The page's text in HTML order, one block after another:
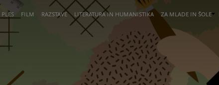
FILM RAZSTAVE LITERATURA IN HUMANISTIKA ZA MLADE IN ŠOLE